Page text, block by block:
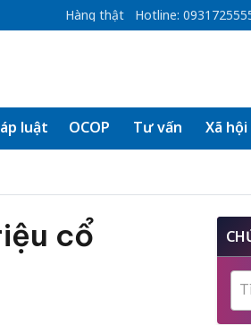
Hàng thật Hotline:
luật OCOP Tư vấn Xã hội
cổ